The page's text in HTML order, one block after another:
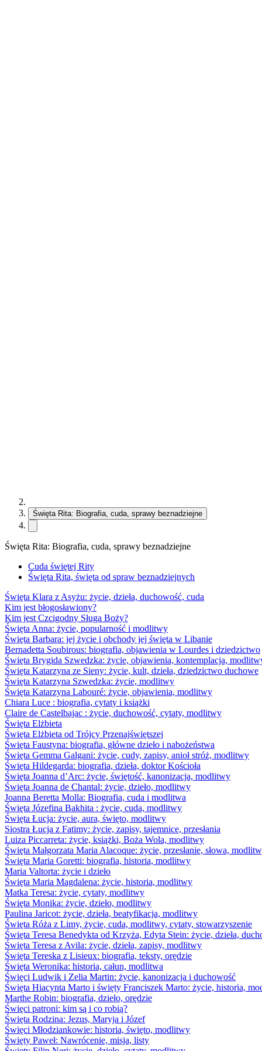
Święta Rita: Biografia, cuda, sprawy beznadziejne
Święta Rita: Biografia, cuda, sprawy beznadziejne
Cuda świętej Rity
Święta Rita, święta od spraw beznadziejnych
Święta Klara z Asyżu: życie, dzieła, duchowość, cuda
Kim jest błogosławiony?
Kim jest Czcigodny Sługa Boży?
Święta Anna: życie, popularność i modlitwy
Święta Barbara: jej życie i obchody jej święta w Libanie
Bernadetta Soubirous: biografia, objawienia w Lourdes i dziedzictwo
Święta Brygida Szwedzka: życie, objawienia, kontemplacja,
Święta Katarzyna ze Sieny: życie, kult, dzieła, dziedzictwo duchowe
Święta Katarzyna Szwedzka: życie, modlitwy
Święta Katarzyna Labouré: życie, objawienia, modlitwy
Chiara Luce : biografia, cytaty i książki
Claire de Castelbajac : życie, duchowość, cytaty, modlitwy
Święta Elżbieta
Święta Elżbieta od Trójcy Przenajświętszej
Święta Faustyna: biografia, główne dzieło i nabożeństwa
Święta Gemma Galgani: życie, cudy, zapisy, anioł stróż, modlitwy
Święta Hildegarda: biografia, dzieła, doktor Kościoła
Święta Joanna d’Arc: życie, świętość, kanonizacja, modlitwy
Święta Joanna de Chantal: życie, dzieło, modlitwy
Joanna Beretta Molla: Biografia, cuda i modlitwa
Święta Józefina Bakhita : życie, cuda, modlitwy
Święta Łucja: życie, aura, święto, modlitwy
Siostra Łucja z Fatimy: życie, zapisy, tajemnice, przesłania
Luiza Piccarreta: życie, książki, Boża Wola, modlitwy
Święta Małgorzata Maria Alacoque: życie, przesłanie, słowa,
Święta Maria Goretti: biografia, historia, modlitwy
Maria Valtorta: życie i dzieło
Święta Maria Magdalena: życie, historia, modlitwy
Matka Teresa: życie, cytaty, modlitwy
Święta Monika: życie, dzieło, modlitwy
Paulina Jaricot: życie, dzieła, beatyfikacja, modlitwy
Święta Róża z Limy, życie, cuda, modlitwy, cytaty, stowarzyszenie
Święta Teresa Benedykta od Krzyża, Edyta Stein: życie, dzieła,
Święta Teresa z Avila: życie, dzieła, zapisy, modlitwy
Święta Tereska z Lisieux: biografia, teksty, orędzie
Święta Weronika: historia, całun, modlitwa
Święci Ludwik i Zelia Martin: życie, kanonizacja i duchowość
Święta Hiacynta Marto i święty Franciszek Marto: życie, historia,
Marthe Robin: biografia, dzieło, orędzie
Święci patroni: kim są i co robią?
Święta Rodzina: Jezus, Maryja i Józef
Święci Młodziankowie: historia, święto, modlitwy
Święty Paweł: Nawrócenie, misja, listy